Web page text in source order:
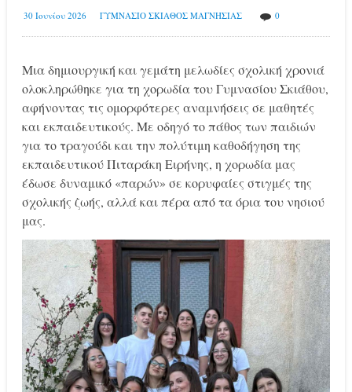
30 Ιουνίου 2026 ΓΥΜΝΑΣΙΟ ΣΚΙΑΘΟΣ ΜΑΓΝΗΣΙΑΣ 0
Μια δημιουργική και γεμάτη μελωδίες σχολική χρονιά
ολοκληρώθηκε για τη χορωδία του Γυμνασίου Σκιάθου,
αφήνοντας τις ομορφότερες αναμνήσεις σε μαθητές
και εκπαιδευτικούς. Με οδηγό το πάθος των παιδιών
για το τραγούδι και την πολύτιμη καθοδήγηση της
εκπαιδευτικού Πιταράκη Ειρήνης, η χορωδία μας
έδωσε δυναμικό «παρών» σε κορυφαίες στιγμές της
σχολικής ζωής, αλλά και πέρα από τα όρια του νησιού
μας.